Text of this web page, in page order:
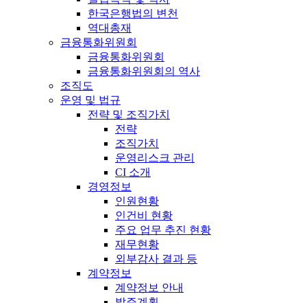
한국은행법의 변천
역대총재
금융통화위원회
금융통화위원회
금융통화위원회의 역사
조직도
운영 및 법규
전략 및 조직가치
전략
조직가치
운영리스크 관리
CI 소개
경영정보
인원현황
인건비 현황
주요 업무 추진 현황
재무현황
외부감사 결과 등
계약정보
계약정보 안내